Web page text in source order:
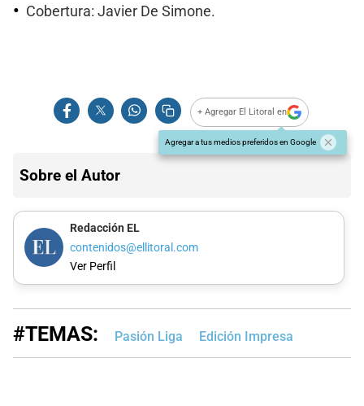
Cobertura: Javier De Simone.
+ Agregar El Litoral en
Agregar a tus medios preferidos en Google
Sobre el Autor
Redacción EL
contenidos@ellitoral.com
Ver Perfil
#TEMAS: Pasión Liga Edición Impresa